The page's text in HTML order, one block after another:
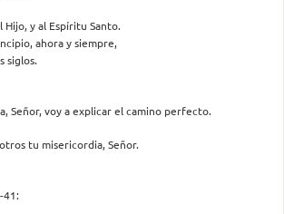
Hijo, y al Espíritu Santo.
ahora y siempre,
siglos.
Señor, voy a explicar el camino perfecto.
tu misericordia, Señor.
41: